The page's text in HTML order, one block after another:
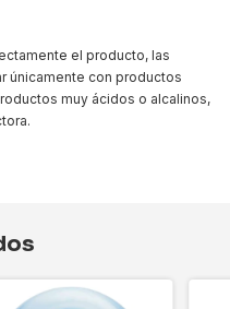
el producto, las
únicamente con productos
muy ácidos o alcalinos,